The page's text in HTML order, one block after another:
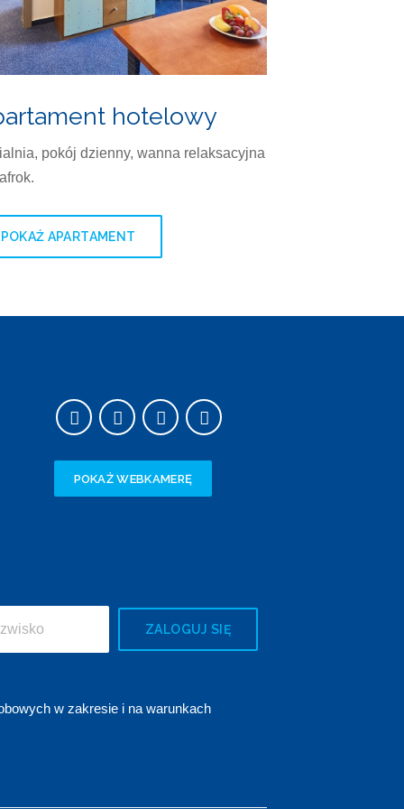
hotelowy
pokój dzienny, wanna relaksacyjna
POKAŻ APARTAMENT
POKAŻ WEBKAMERĘ
ZALOGUJ SIĘ
w zakresie i na warunkach